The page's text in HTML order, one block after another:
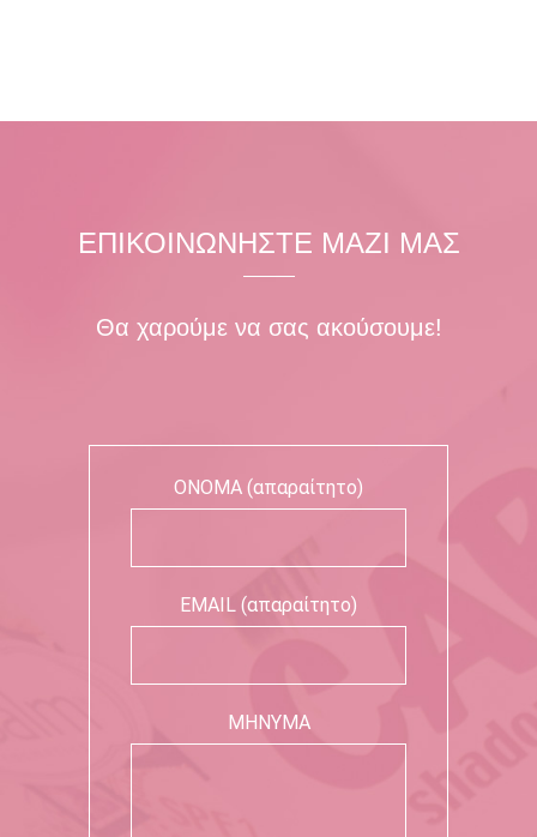
ΕΠΙΚΟΙΝΩΝΗΣΤΕ ΜΑΖΙ ΜΑΣ
Θα χαρούμε να σας ακούσουμε!
ΟΝΟΜΑ (απαραίτητο)
EMAIL (απαραίτητο)
ΜΗΝΥΜΑ